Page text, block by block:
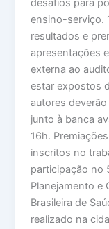
desafios para
ensino-serviço.
resultados e
apresentações
externa ao
estar expostos
autores
junto à banca
16h.
inscritos no
participação no
Planejamento e
Brasileira de
realizado na